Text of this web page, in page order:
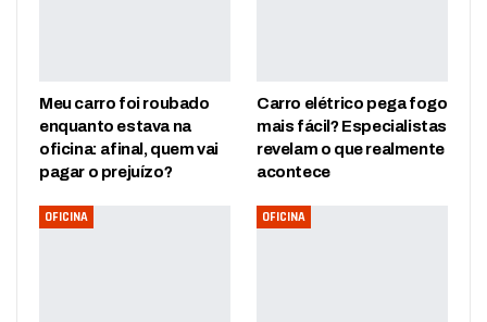
Meu carro foi roubado
enquanto estava na
oficina: afinal, quem vai
pagar o prejuízo?
Carro elétrico pega fogo
mais fácil? Especialistas
revelam o que realmente
acontece
OFICINA OFICINA